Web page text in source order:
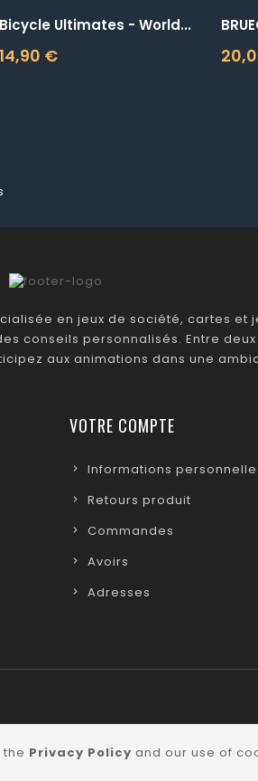
Bicycle Ultimates - World...
14,90 €
Prix Prix
en jeux de société, cartes et
conseils personnalisés. Entre
aux animations dans une
VOTRE COMPTE
Informations
Retours produit
Commandes
Avoirs
Adresses
Privacy Policy and our use of